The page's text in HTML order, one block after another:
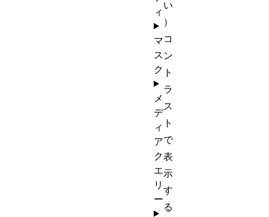
い
）
コ
ン
ト
ラ
ス
ト
で
表
示
す
る
ィ
マ
ス
ク
メ
デ
ィ
ア
ク
エ
リ
ー